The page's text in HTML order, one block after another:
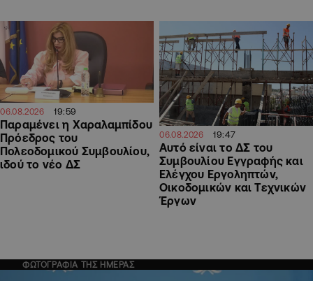
06.08.2026 19:59
Παραμένει η Χαραλαμπίδου
Πρόεδρος του
Πολεοδομικού Συμβουλίου,
ιδού το νέο ΔΣ
06.08.2026 19:47
Αυτό είναι το ΔΣ του
Συμβουλίου Εγγραφής και
Ελέγχου Εργοληπτών,
Οικοδομικών και Τεχνικών
Έργων
ΦΩΤΟΓΡΑΦΙΑ ΤΗΣ ΗΜΕΡΑΣ